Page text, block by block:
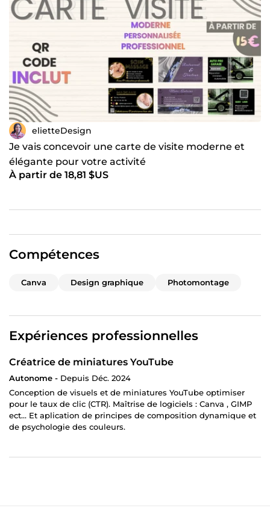
elietteDesign
Je vais concevoir une carte de visite moderne et
élégante pour votre activité
À partir de 18,81 $US
Compétences
Canva Design graphique Photomontage
Expériences professionnelles
Créatrice de miniatures YouTube
Autonome - Depuis Déc. 2024
Conception de visuels et de miniatures YouTube optimiser
pour le taux de clic (CTR). Maîtrise de logiciels : Canva , GIMP
ect... Et aplication de principes de composition dynamique et
de psychologie des couleurs.